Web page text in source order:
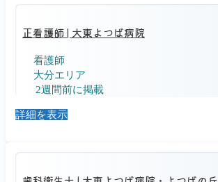
正看護師| 大東よつば病院
看護師
大分エリア
2週間前に掲載
詳細を表示